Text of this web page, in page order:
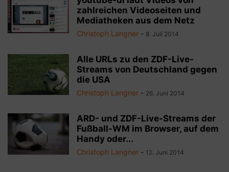
zahlreichen Videoseiten und
Mediatheken aus dem Netz
Christoph Langner - 8. Juli 2014
Alle URLs zu den ZDF-Live-
Streams von Deutschland gegen
die USA
Christoph Langner - 26. Juni 2014
ARD- und ZDF-Live-Streams der
Fußball-WM im Browser, auf dem
Handy oder...
Christoph Langner - 12. Juni 2014